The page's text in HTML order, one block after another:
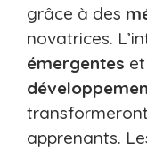
grâce à des
novatrices.
émergentes
apprenants.